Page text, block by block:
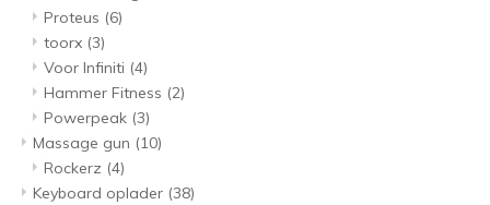
Proteus (6)
toorx (3)
Voor Infiniti (4)
Hammer Fitness (2)
Powerpeak (3)
Massage gun (10)
Rockerz (4)
Keyboard oplader (38)